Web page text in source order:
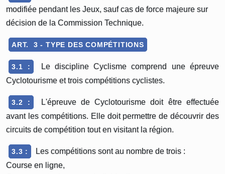
modifiée pendant les Jeux, sauf cas de force majeure sur
décision de la Commission Technique.
ART. 3 - TYPE DES COMPÉTITIONS
3.1 :
Le discipline Cyclisme comprend une épreuve
Cyclotourisme et trois compétitions cyclistes.
3.2 :
L'épreuve de Cyclotourisme doit être effectuée
avant les compétitions. Elle doit permettre de découvrir des
circuits de compétition tout en visitant la région.
3.3 :
Les compétitions sont au nombre de trois :
Course en ligne,